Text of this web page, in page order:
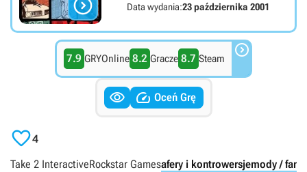
 Data wydania:23 października 2001
7.9 GRYOnline 8.2 Gracze 8.7 Steam 
  Oceń Grę
4
Take 2 InteractiveRockstar Gamesafery i kontrowersjemody /